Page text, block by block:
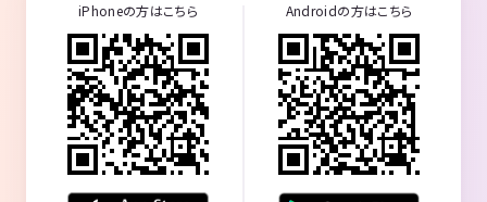
iPhoneの方はこちら Androidの方はこちら